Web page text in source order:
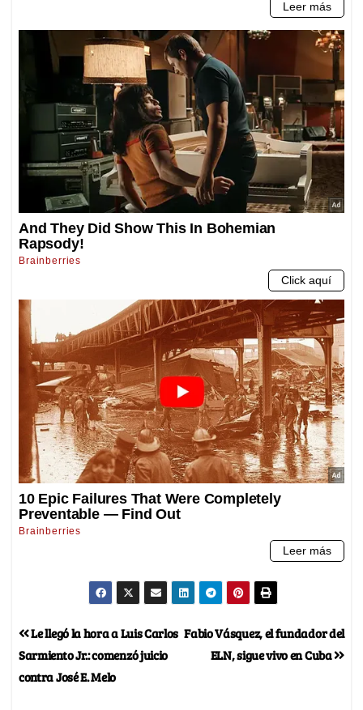
Fabio Vásquez, el fundador del
ELN, sigue vivo en Cuba
Le llegó la hora a Luis Carlos
Sarmiento Jr.: comenzó juicio
contra José E. Melo